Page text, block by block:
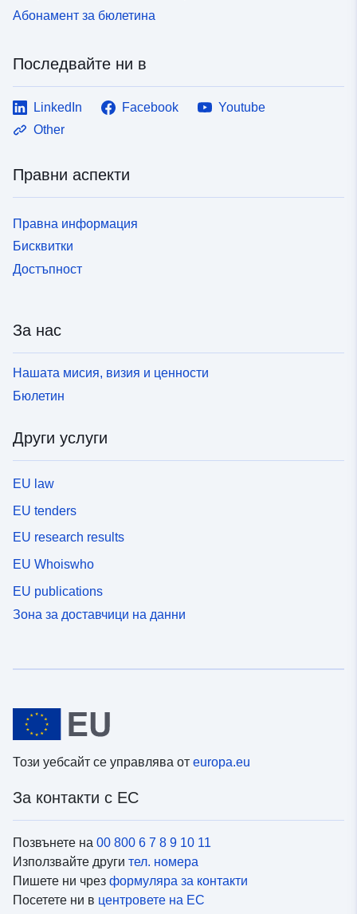
Абонамент за бюлетина
Последвайте ни в
LinkedIn Facebook
Youtube
Other
Правни аспекти
Правна информация
Бисквитки
Достъпност
За нас
Нашата мисия, визия и ценности
Бюлетин
Други услуги
EU law
EU tenders
EU research results
EU Whoiswho
EU publications
Зона за доставчици на данни
Този уебсайт се управлява от europa.eu
За контакти с ЕС
Позвънете на 00 800 6 7 8 9 10 11
Използвайте други тел. номера
Пишете ни чрез формуляра за контакти
Посетете ни в центровете на ЕС